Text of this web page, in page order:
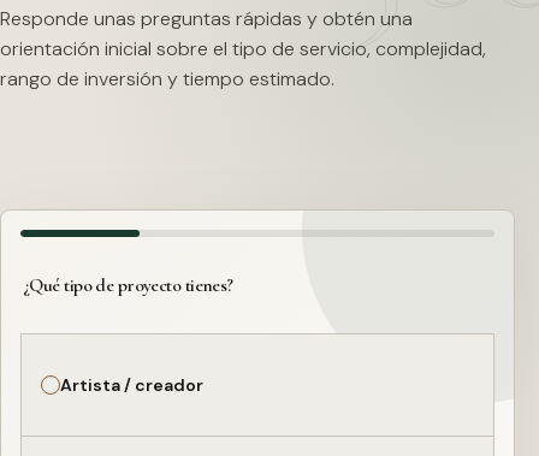
Responde unas preguntas rápidas y obtén una
orientación inicial sobre el tipo de servicio, complejidad,
rango de inversión y tiempo estimado.
¿Qué tipo de proyecto tienes?
Artista / creador